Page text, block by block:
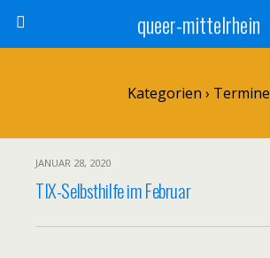
queer-mittelrhein
Kategorien › Termine
JANUAR 28, 2020
TIX-Selbsthilfe im Februar